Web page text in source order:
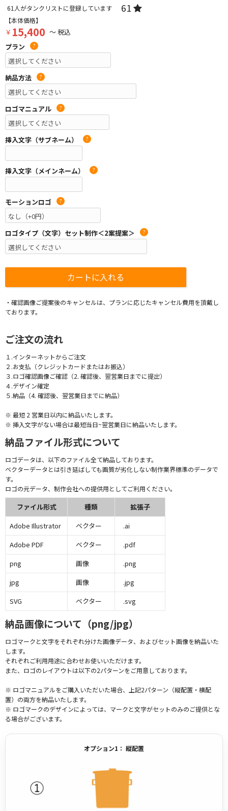
61 人がタンクリストに登録しています 61
【本体価格】
￥ 15,400 ～ 税込
プラン
?
納品方法 ?
ロゴマニュアル ?
挿入文字（サブネーム） ?
挿入文字（メインネーム） ?
モーションロゴ ?
ロゴタイプ（文字）セット制作＜2案提案＞ ?
・確認画像ご提案後のキャンセルは、プランに応じたキャンセル費用を頂戴し
ております。
ご注文の流れ
１.インターネットからご注文
２.お支払（クレジットカードまたはお振込）
３.ロゴ確認画像ご確認（2. 確認後、翌営業日までに提出）
４.デザイン確定
５.納品（4. 確認後、翌営業日までに納品）
※ 最短 2 営業日以内に納品いたします。
※ 挿入文字がない場合は最短当日~翌営業日に納品いたします。
納品ファイル形式について
ロゴデータは、以下のファイル全て納品しております。
ベクターデータとは引き延ばしても画質が劣化しない制作業界標準のデータで
す。
ロゴの元データ、制作会社への提供用としてご利用ください。
ファイル形式 種類
拡張子
Adobe Illustrator
ベクター
.ai
Adobe PDF
ベクター
.pdf
png
画像
.png
jpg
画像
.jpg
SVG
ベクター .svg
納品画像について（png/jpg）
ロゴマークと文字をそれぞれ分けた画像データ、およびセット画像を納品いた
します。
それぞれご利用用途に合わせお使いいただけます。
また、ロゴのレイアウトは以下の2パターンをご用意しております。
※ ロゴマニュアルをご購入いただいた場合、上記2パターン（縦配置・横配
置）の両方を納品いたします。
※ ロゴマークのデザインによっては、マークと文字がセットのみのご提供とな
る場合がございます。
オプション1： 縦配置